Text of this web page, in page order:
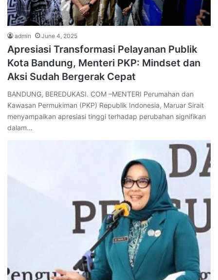
admin June 4, 2025
Apresiasi Transformasi Pelayanan Publik
Kota Bandung, Menteri PKP: Mindset dan
Aksi Sudah Bergerak Cepat
BANDUNG, BEREDUKASI. COM –MENTERI Perumahan dan
Kawasan Permukiman (PKP) Republik Indonesia, Maruar Sirait
menyampaikan apresiasi tinggi terhadap perubahan signifikan
dalam…